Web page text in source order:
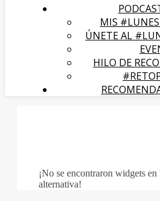
MIS
ÚNETE AL
HILO DE
¡No se encontraron widgets en
alternativa!